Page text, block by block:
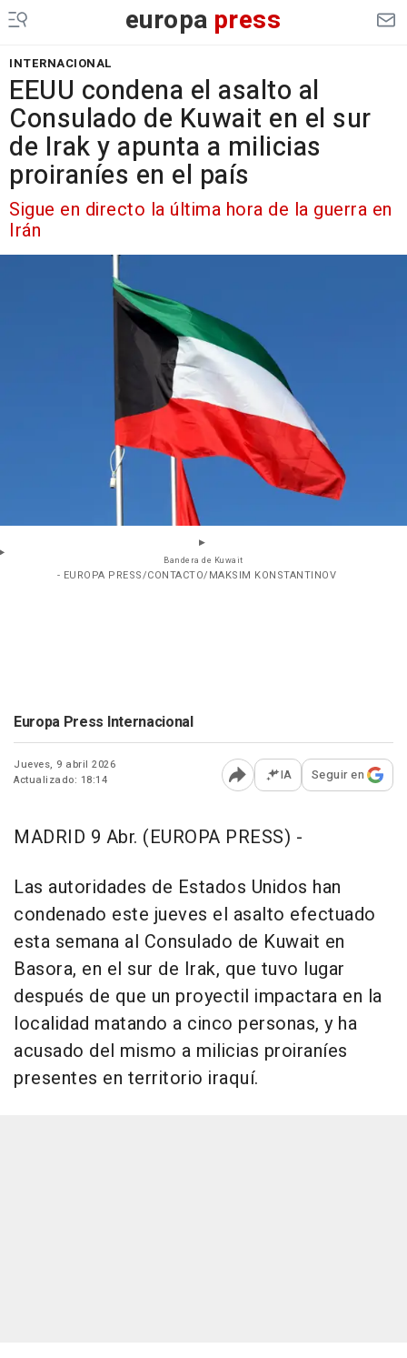
europa press
INTERNACIONAL
EEUU condena el asalto al
Consulado de Kuwait en el sur
de Irak y apunta a milicias
proiraníes en el país
Sigue en directo la última hora de la guerra en
Irán
Bandera de Kuwait
- EUROPA PRESS/CONTACTO/MAKSIM KONSTANTINOV
Europa Press Internacional
Jueves, 9 abril 2026
Actualizado: 18:14
Abrir opciones para
IA Seguir en
MADRID 9 Abr. (EUROPA PRESS) -
Las autoridades de Estados Unidos han
condenado este jueves el asalto efectuado
esta semana al Consulado de Kuwait en
Basora, en el sur de Irak, que tuvo lugar
después de que un proyectil impactara en la
localidad matando a cinco personas, y ha
acusado del mismo a milicias proiraníes
presentes en territorio iraquí.